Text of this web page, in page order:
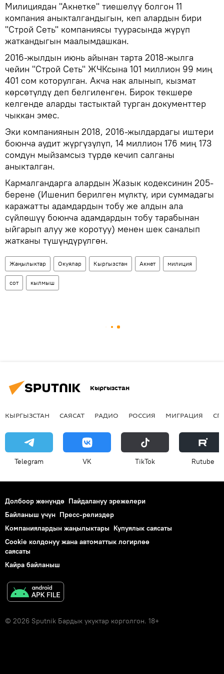
Милициядан "Акнетке" тиешелүү болгон 11
компания аныкталгандыгын, кеп алардын бири
"Строй Сеть" компаниясы туурасында жүрүп
жаткандыгын маалымдашкан.
2016-жылдын июнь айынан тарта 2018-жылга
чейин "Строй Сеть" ЖЧКсына 101 миллион 99 миң
401 сом которулган. Акча нак алынып, кызмат
көрсөтүлдү деп белгиленген. Бирок текшере
келгенде аларды тастыктай турган документтер
чыккан эмес.
Эки компаниянын 2018, 2016-жылдардагы иштери
боюнча аудит жүргүзүлүп, 14 миллион 176 миң 173
сомдун мыйзамсыз түрдө кечип салганы
аныкталган.
Кармалгандарга алардын Жазык кодексинин 205-
берене (Ишенип берилген мүлктү, ири суммадагы
каражатты адамдардын тобу же алдын ала
сүйлөшүү боюнча адамдардын тобу тарабынан
ыйгарып алуу же коротуу) менен шек саналып
жатканы түшүндүрүлгөн.
Жаңылыктар Окуялар Кыргызстан Акнет милиция
сот кылмыш
Кыргызстан
КЫРГЫЗСТАН САЯСАТ РАДИО РОССИЯ МИГРАЦИЯ
Telegram VK ТikТоk Rutube
Долбоор жөнүндө Пайдалануу эрежелери
Байланыш үчүн Пресс-релиздер
Компаниялардын жаңылыктары Купуялык саясаты
Cookie колдонуу жана автоматтык логирлөө
саясаты
Кайра байланыш
© 2026 Sputnik Бардык укуктар корголгон. 18+